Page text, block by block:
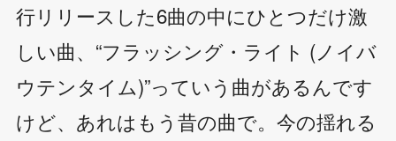
行リリースした6曲の中にひとつだけ激
しい曲、“フラッシング・ライト (ノイバ
ウテンタイム)”っていう曲があるんです
けど、あれはもう昔の曲で。今の揺れる